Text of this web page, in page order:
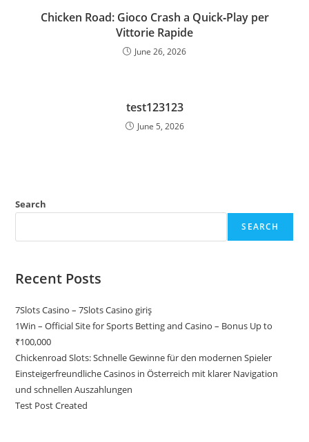
Chicken Road: Gioco Crash a Quick‑Play per
Vittorie Rapide
June 26, 2026
test123123
June 5, 2026
Search
SEARCH
Recent Posts
7Slots Casino – 7Slots Casino giriş
1Win – Official Site for Sports Betting and Casino – Bonus Up to
₹100,000
Chickenroad Slots: Schnelle Gewinne für den modernen Spieler
Einsteigerfreundliche Casinos in Österreich mit klarer Navigation
und schnellen Auszahlungen
Test Post Created